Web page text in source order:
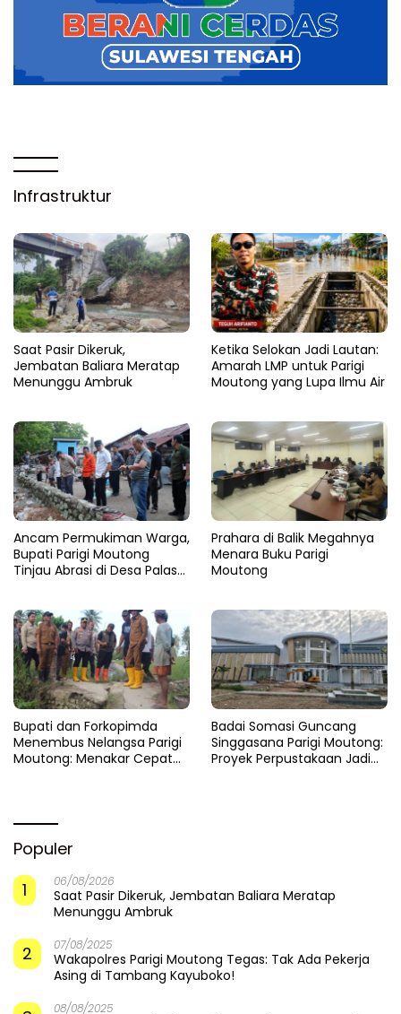
Infrastruktur
Saat Pasir Dikeruk,
Jembatan Baliara Meratap
Menunggu Ambruk
Ketika Selokan Jadi Lautan:
Amarah LMP untuk Parigi
Moutong yang Lupa Ilmu Air
Ancam Permukiman Warga,
Bupati Parigi Moutong
Tinjau Abrasi di Desa Palasa
Prahara di Balik Megahnya
Menara Buku Parigi
Moutong
​Bupati dan Forkopimda
Menembus Nelangsa Parigi
Moutong: Menakar Cepat
Badai Somasi Guncang
Singgasana Parigi Moutong:
Proyek Perpustakaan Jadi
Populer
1
06/08/2026
Saat Pasir Dikeruk, Jembatan Baliara Meratap
Menunggu Ambruk
2 07/08/2025
Wakapolres Parigi Moutong Tegas: Tak Ada Pekerja
Asing di Tambang Kayuboko!
08/08/2025